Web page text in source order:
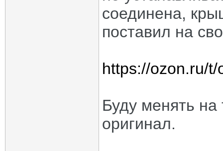
соединена,
поставил на
https://ozon.ru/t/
Буду менять на
оригинал.